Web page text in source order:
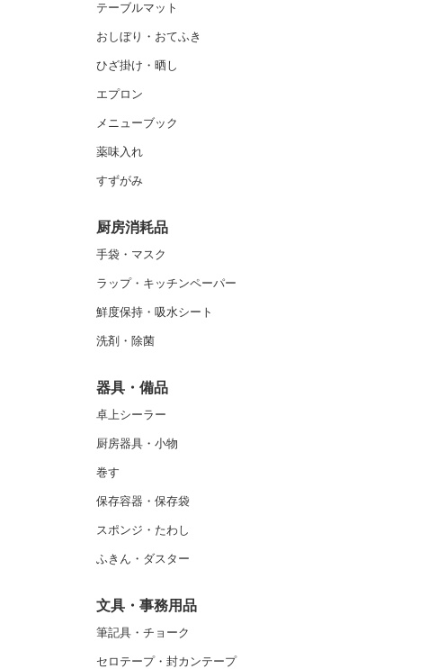
テーブルマット
おしぼり・おてふき
ひざ掛け・晒し
エプロン
メニューブック
薬味入れ
すずがみ
厨房消耗品
手袋・マスク
ラップ・キッチンペーパー
鮮度保持・吸水シート
洗剤・除菌
器具・備品
卓上シーラー
厨房器具・小物
巻す
保存容器・保存袋
スポンジ・たわし
ふきん・ダスター
文具・事務用品
筆記具・チョーク
セロテープ・封カンテープ